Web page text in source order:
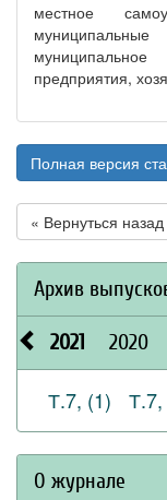
местное
предприятия,
Полная версия
« Вернуться назад
Архив
2021 2020
Т.7, (1) Т.7,
О журнале